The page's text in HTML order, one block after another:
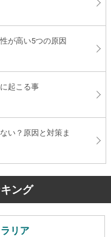
が高い5つの原因
起こる事
い？原因と対策ま
ング
リア